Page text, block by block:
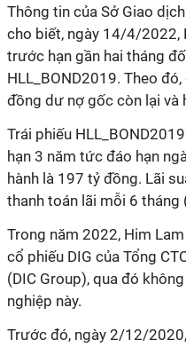
Thông tin của Sở Giao
cho biết, ngày 14/4/2022,
trước hạn gần hai tháng
HLL_BOND2019. Theo
đồng dư nợ gốc còn lại và
Trái phiếu
hạn 3 năm tức đáo hạn
hành là 197 tỷ đồng. Lãi
thanh toán lãi mỗi 6 tháng
Trong năm 2022, Him
cổ phiếu DIG của Tổng
(DIC Group), qua đó
nghiệp này.
Trước đó, ngày 2/12/